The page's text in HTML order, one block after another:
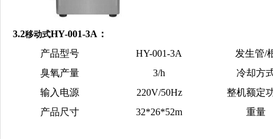
3.2移动式HY-001-3A：
产品型号
HY-001-3A
发生管/
臭氧产量
3/h
冷却方
输入电源
220V/50Hz
整机额定
产品尺寸
32*26*52m 重量